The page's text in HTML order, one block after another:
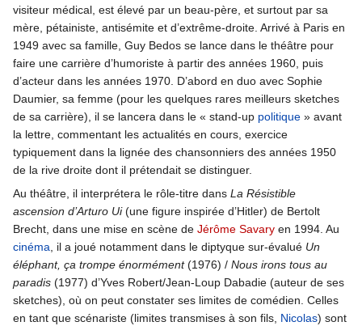
visiteur médical, est élevé par un beau-père, et surtout par sa
mère, pétainiste, antisémite et d’extrême-droite. Arrivé à Paris en
1949 avec sa famille, Guy Bedos se lance dans le théâtre pour
faire une carrière d’humoriste à partir des années 1960, puis
d’acteur dans les années 1970. D’abord en duo avec Sophie
Daumier, sa femme (pour les quelques rares meilleurs sketches
de sa carrière), il se lancera dans le « stand-up politique » avant
la lettre, commentant les actualités en cours, exercice
typiquement dans la lignée des chansonniers des années 1950
de la rive droite dont il prétendait se distinguer.
Au théâtre, il interprétera le rôle-titre dans La Résistible
ascension d’Arturo Ui(une figure inspirée d’Hitler) de Bertolt
Brecht, dans une mise en scène de Jérôme Savary en 1994. Au
cinéma, il a joué notamment dans le diptyque sur-évalué Un
éléphant, ça trompe énormément(1976) / Nous irons tous au
paradis (1977) d’Yves Robert/Jean-Loup Dabadie (auteur de ses
sketches), où on peut constater ses limites de comédien. Celles
en tant que scénariste (limites transmises à son fils, Nicolas) sont